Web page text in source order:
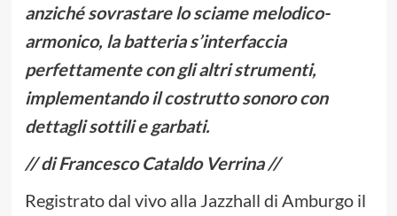
anziché sovrastare lo sciame melodico-
armonico, la batteria s’interfaccia
perfettamente con gli altri strumenti,
implementando il costrutto sonoro con
dettagli sottili e garbati.
// di Francesco Cataldo Verrina //
Registrato dal vivo alla Jazzhall di Amburgo il